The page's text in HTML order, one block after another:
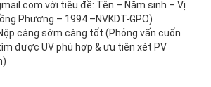
với tiêu đề: Tên – Năm sinh – Vị
Phương – 1994 –NVKDT-GPO)
càng sớm càng tốt (Phỏng vấn cuốn
được UV phù hợp & ưu tiên xét PV